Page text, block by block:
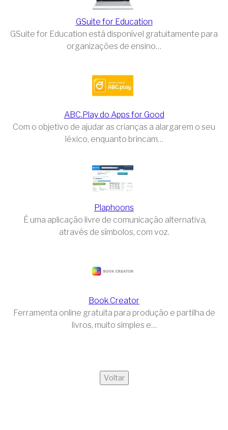
GSuite for Education
GSuite for Education está disponível gratuitamente para
organizações de ensino…
ABC.Play do Apps for Good
Com o objetivo de ajudar as crianças a alargarem o seu
léxico, enquanto brincam…
Plaphoons
É uma aplicação livre de comunicação alternativa,
através de símbolos, com voz.
Book Creator
Ferramenta online gratuita para produção e partilha de
livros, muito simples e…
Voltar